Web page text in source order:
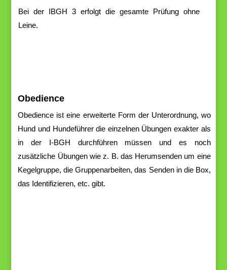
Bei der IBGH 3 erfolgt die gesamte Prüfung ohne
Leine.
Obedience
Obedience ist eine erweiterte Form der Unterordnung, wo
Hund und Hundeführer die einzelnen Übungen exakter als
in
der I-BGH durchführen müssen und es
noch
zusätzliche Übungen wiez. B. das Herumsenden um eine
Kegelgruppe,die Gruppenarbeiten, das Senden in die Box,
das Identifizieren, etc. gibt.